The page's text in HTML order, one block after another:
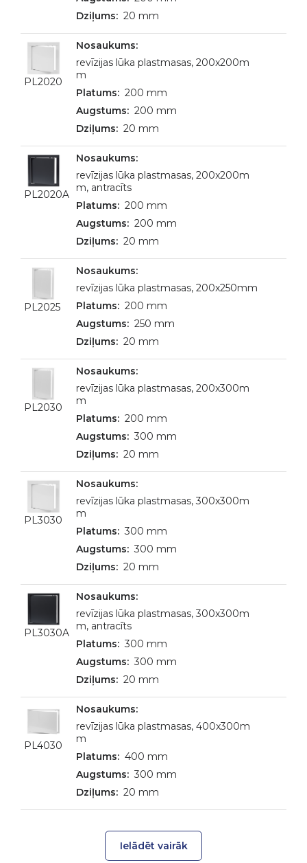
20 mm
PL2020
revīzijas lūka plastmasas, 200x200m
m
200 mm
200 mm
20 mm
PL2020A
revīzijas lūka plastmasas, 200x200m
m, antracīts
200 mm
200 mm
20 mm
PL2025
revīzijas lūka plastmasas, 200x250mm
200 mm
250 mm
20 mm
PL2030
revīzijas lūka plastmasas, 200x300m
m
200 mm
300 mm
20 mm
PL3030
revīzijas lūka plastmasas, 300x300m
m
300 mm
300 mm
20 mm
PL3030A
revīzijas lūka plastmasas, 300x300m
m, antracīts
300 mm
300 mm
20 mm
PL4030
revīzijas lūka plastmasas, 400x300m
m
400 mm
300 mm
20 mm
Ielādēt vairāk